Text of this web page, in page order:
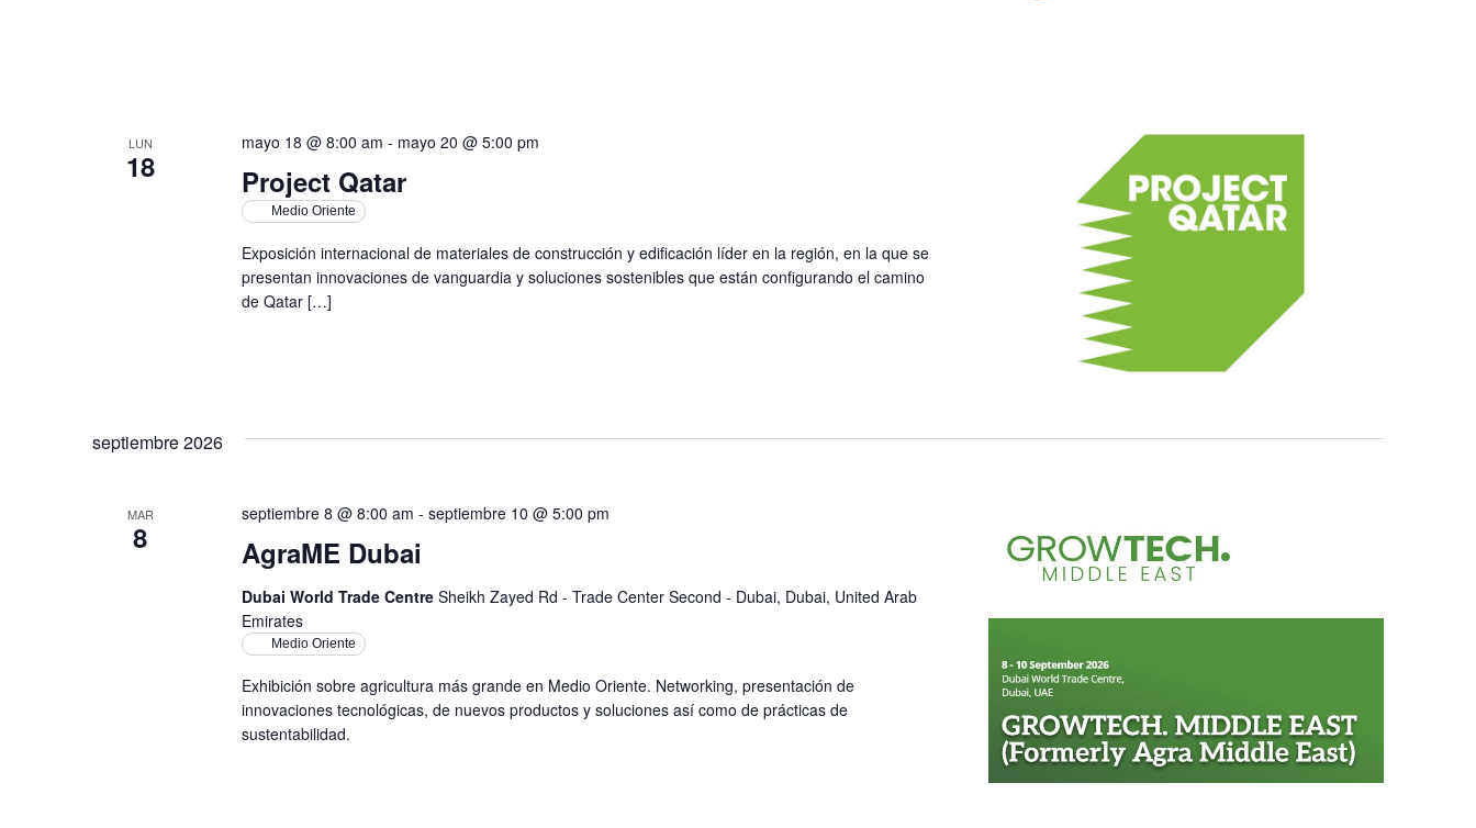
LUN
18 Project Qatar
mayo 18 @ 8:00 am - mayo 20 @ 5:00 pm
Medio Oriente
Exposición internacional de materiales de construcción y edificación líder en la región, en la que se
presentan innovaciones de vanguardia y soluciones sostenibles que están configurando el camino
de Qatar […]
septiembre 2026
MAR
8 AgraME Dubai
septiembre 8 @ 8:00 am - septiembre 10 @ 5:00 pm
Dubai World Trade Centre Sheikh Zayed Rd - Trade Center Second - Dubai, Dubai, United Arab
Emirates
Medio Oriente
Exhibición sobre agricultura más grande en Medio Oriente. Networking, presentación de
innovaciones tecnológicas, de nuevos productos y soluciones así como de prácticas de
sustentabilidad.